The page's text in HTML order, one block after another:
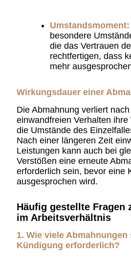
Umstandsmoment:
besondere
die das Vertrauen
rechtfertigen, dass
mehr
Wirkungsdauer einer
Die Abmahnung verliert
einwandfreien Verhalten
die Umstände des
Nach einer längeren Zeit
Leistungen kann auch bei
Verstößen eine erneute
erforderlich sein, bevor eine
ausgesprochen wird.
Häufig gestellte Fragen
im Arbeitsverhältnis
1. Wie viele
Kündigung erforderlich?